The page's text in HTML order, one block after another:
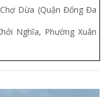
Dừa (Quận Đống Đa
Nghĩa, Phường Xuân